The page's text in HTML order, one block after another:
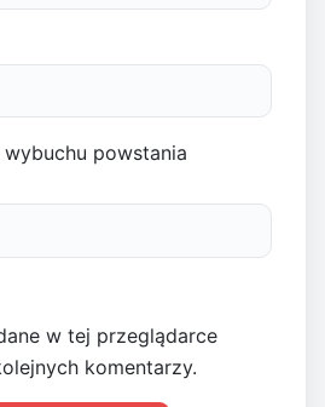
wybuchu powstania
w tej przeglądarce
komentarzy.